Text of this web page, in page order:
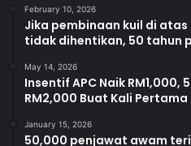
February 10, 2026
Jika pembinaan kuil di
tidak dihentikan, 50 tahun
May 14, 2026
Insentif APC Naik RM1,000,
RM2,000 Buat Kali Pertama
January 15, 2026
50,000 penjawat awam